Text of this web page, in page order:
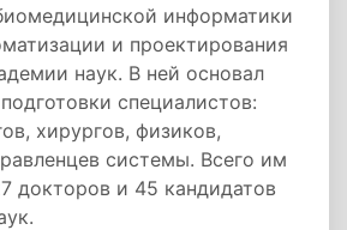
информатики
и проектирования
наук. В ней основал
специалистов:
хирургов, физиков,
системы. Всего им
докторов и 45 кандидатов